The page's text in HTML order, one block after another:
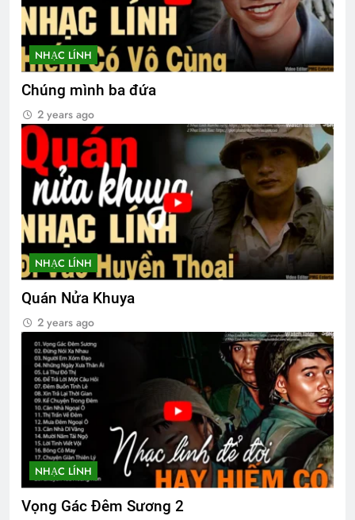
3 Years Ago
Tâm Sự Ngày Xuân
2 Years Ago
CHÚ CHUỘT TRONG TÙ (Lưu Hiểu Ba)
3 Years Ago
SUỐI BẠCH VÂN (Bạch Cư Dị)
3 Years Ago
LỜI CHIA TAY (Apollinaire)
ĐÔI MẮT Truyện ngắn tuyển tập 1
3 Years Ago
Quân Kỳ – Quân Phục
2 Years Ago
Mộng đêm xuân
2 Years Ago
NHẠC LÍNH
Chúng mình ba đứa
2 years ago
NHẠC LÍNH
Quán Nửa Khuya
2 years ago
NHẠC LÍNH
Vọng Gác Đêm Sương 2